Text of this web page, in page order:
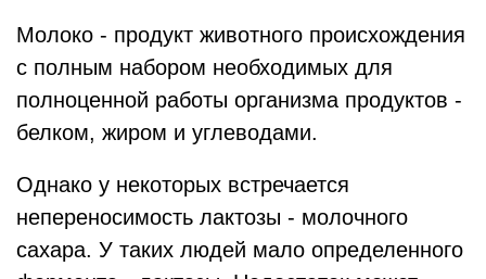
Молоко - продукт животного происхождения
с полным набором необходимых для
полноценной работы организма продуктов -
белком, жиром и углеводами.
Однако у некоторых встречается
непереносимость лактозы - молочного
сахара. У таких людей мало определенного